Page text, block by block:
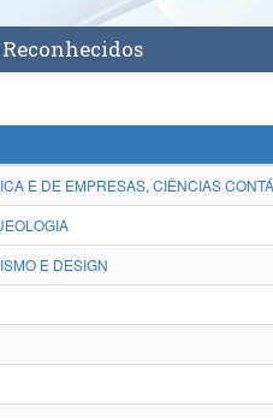
E DE EMPRESAS, CIÊNCIAS
E DESIGN